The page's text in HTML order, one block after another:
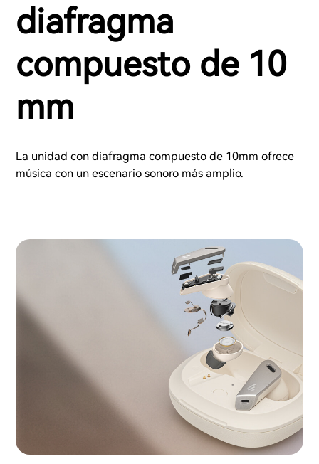
diafragma
compuesto de 10
mm
La unidad con diafragma compuesto de 10mm ofrece
música con un escenario sonoro más amplio.